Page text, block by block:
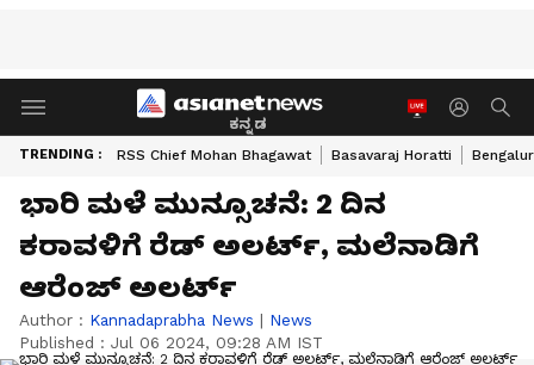
ಕನ್ನಡ
TRENDING : RSS Chief Mohan Bhagawat Basavaraj Horatti
ಭಾರಿ ಮಳೆ ಮುನ್ಸೂಚನೆ: 2 ದಿನ
ಕರಾವಳಿಗೆ ರೆಡ್‌ ಅಲರ್ಟ್‌, ಮಲೆನಾಡಿಗೆ
ಆರೆಂಜ್‌ ಅಲರ್ಟ್‌
Author : Kannadaprabha News | News
Published : Jul 06 2024, 09:28 AM IST